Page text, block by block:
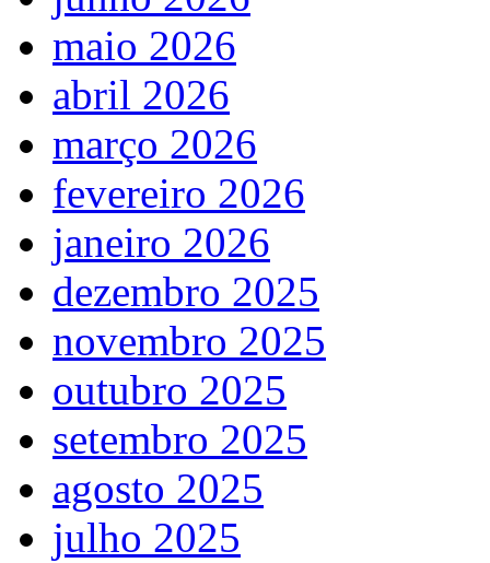
maio 2026
abril 2026
março 2026
fevereiro 2026
janeiro 2026
dezembro 2025
novembro 2025
outubro 2025
setembro 2025
agosto 2025
julho 2025